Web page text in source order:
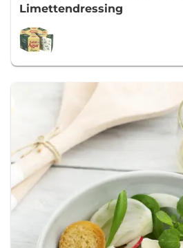
Limettendressing